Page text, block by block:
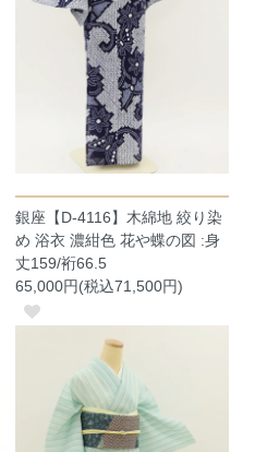
銀座【D-4116】木綿地 絞り染
め 浴衣 濃紺色 花や蝶の図 :身
丈159/裄66.5
65,000円(税込71,500円)